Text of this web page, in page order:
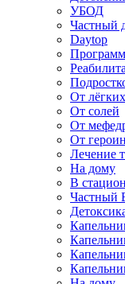
УБОД
Частный
Daytop
От
От солей
От
От
Лечение
На дому
В
Частный